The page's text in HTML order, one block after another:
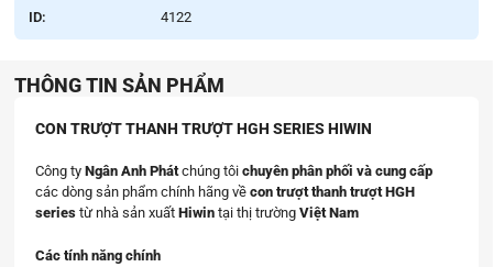
ID: 4122
THÔNG TIN SẢN PHẨM
CON TRƯỢT THANH TRƯỢT HGH SERIES HIWIN
Công ty Ngân Anh Phátchúng tôi chuyên phân phối và cung cấp
các dòng sản phẩm chính hãng về con trượt thanh trượt HGH
seriestừ nhà sản xuất Hiwintại thị trường Việt Nam
Các tính năng chính